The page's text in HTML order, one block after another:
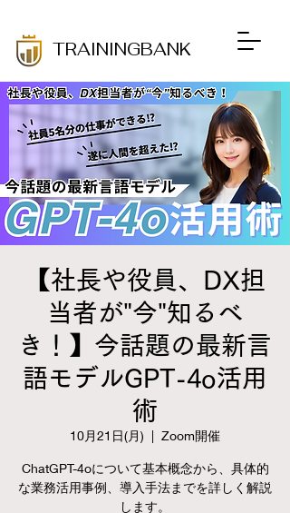
​TRAININGBANK
【社長や役員、DX担
当者が"今"知るべ
き！】今話題の最新言
語モデルGPT-4o活用
術
10月21日(月)
  |
Zoom開催
ChatGPT-4oについて基本概念から、具体的
な業務活用事例、導入手法までを詳しく解説
します。